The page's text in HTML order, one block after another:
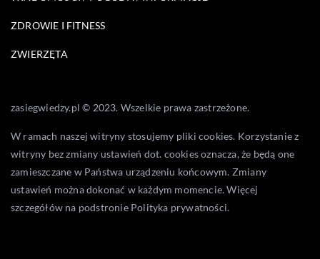
ZDROWIE I FITNESS
ZWIERZĘTA
zasiegwiedzy.pl © 2023. Wszelkie prawa zastrzeżone.
W ramach naszej witryny stosujemy pliki cookies. Korzystanie z
witryny bez zmiany ustawień dot. cookies oznacza, że będą one
zamieszczane w Państwa urządzeniu końcowym. Zmiany
ustawień można dokonać w każdym momencie. Więcej
szczegółów na podstronie Polityka prywatności.